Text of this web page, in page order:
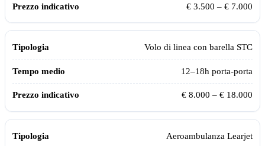
€ 3.500 – € 7.000
Volo di linea con barella STC
12–18h porta-porta
€ 8.000 – € 18.000
Aeroambulanza Learjet